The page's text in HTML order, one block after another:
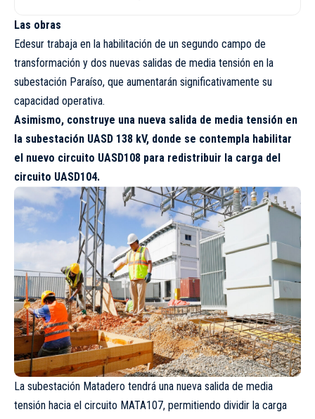
Las obras
Edesur trabaja en la habilitación de un segundo campo de
transformación y dos nuevas salidas de media tensión en la
subestación Paraíso, que aumentarán significativamente su
capacidad operativa.
Asimismo, construye una nueva salida de media tensión en
la subestación UASD 138 kV, donde se contempla habilitar
el nuevo circuito UASD108 para redistribuir la carga del
circuito UASD104.
La subestación Matadero tendrá una nueva salida de media
tensión hacia el circuito MATA107, permitiendo dividir la carga